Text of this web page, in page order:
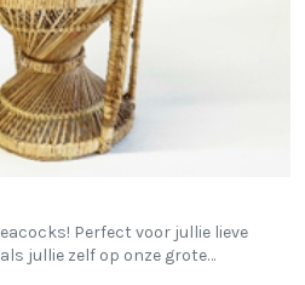
Perfect voor jullie lieve
jullie zelf op onze grote